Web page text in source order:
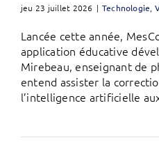
jeu 23 juillet 2026 | Technologie
Lancée cette année,
application éducative
Mirebeau, enseignant de
entend assister la
l’intelligence artificielle